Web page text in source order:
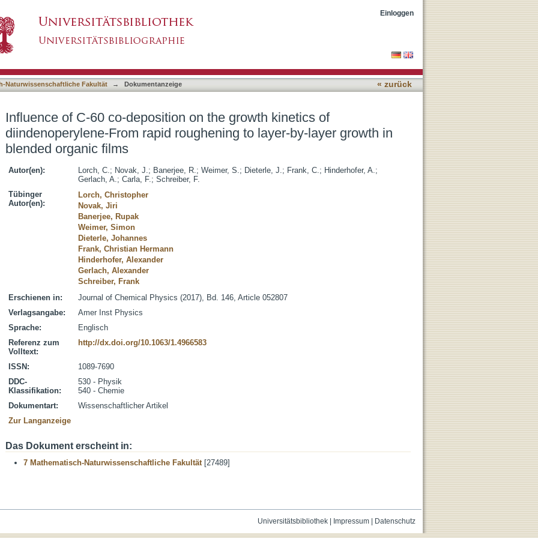
on the growth kinetics of diindenoperylene-From rapid roughening
blended organic films
Einloggen
Naturwissenschaftliche Fakultät → Dokumentanzeige « zurück
Influence of C-60 co-deposition on the growth kinetics of
diindenoperylene-From rapid roughening to layer-by-layer growth in
blended organic films
Autor(en): Lorch, C.; Novak, J.; Banerjee, R.; Weimer, S.; Dieterle, J.; Frank, C.; Hinderhofer, A.;
Gerlach, A.; Carla, F.; Schreiber, F.
Tübinger
Autor(en):
Lorch, Christopher
Novak, Jiri
Banerjee, Rupak
Weimer, Simon
Dieterle, Johannes
Frank, Christian Hermann
Hinderhofer, Alexander
Gerlach, Alexander
Schreiber, Frank
Erschienen in:
Journal of Chemical Physics (2017), Bd. 146, Article 052807
Verlagsangabe:
Amer Inst Physics
Sprache:
Englisch
Referenz zum
Volltext:
http://dx.doi.org/10.1063/1.4966583
ISSN:
1089-7690
DDC-
Klassifikation:
530 - Physik
540 - Chemie
Dokumentart:
Wissenschaftlicher Artikel
Zur Langanzeige
Das Dokument erscheint in:
7 Mathematisch-Naturwissenschaftliche Fakultät[27489]
Universitätsbibliothek| Impressum| Datenschutz